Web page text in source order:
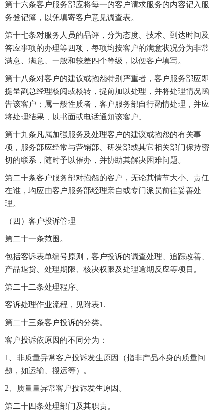
第十六条客户服务部应将每一的客户请求服务的内容记入服
务登记簿，以凭填寄客户意见调查表。
第十七条对服务人员的品评，分为态度、技术、到达时间及
答应事项的办理等四项，每项均按客户的满意状况分为非常
满意、满意、一般和较差四个等级，以便客户填写。
第十八条对客户的建议或抱怨特别严重者，客户服务部应即
提呈副总经理核阅或核转，提前加以处理，并将处理情况函
告该客户；属一般性质者，客户服务部自行酌情处理，并应
将处理结果，以书面或电话通知该客户。
第十九条凡属加强服务及处理客户的建议或抱怨的有关事
项，服务部应经常与营销部、研发部或其它相关部门保持密
切的联系，随时予以催办，并协助其解决困难问题。
第二十条客户服务部对抱怨的客户，无论其情节大小、责任
在谁，均应由客户服务部经理亲自或专门派员前往妥善处
理。
（四）客户投诉管理
第二十一条范围。
包括客诉表单编号原则，客户投诉的调查处理、追踪改善、
产品退货、处理期限、核决权限及处理逾期反应等项目。
第二十二条处理程序。
客诉处理作业流程，见附表1.
第二十三条客户投诉的分类。
客户投诉依原因的不同分为：
1、非质量异常客户投诉发生原因（指非产品本身的质量问
题，如运输、搬运等）。
2、质量量异常客户投诉发生原因。
第二十四条处理部门及其职责。